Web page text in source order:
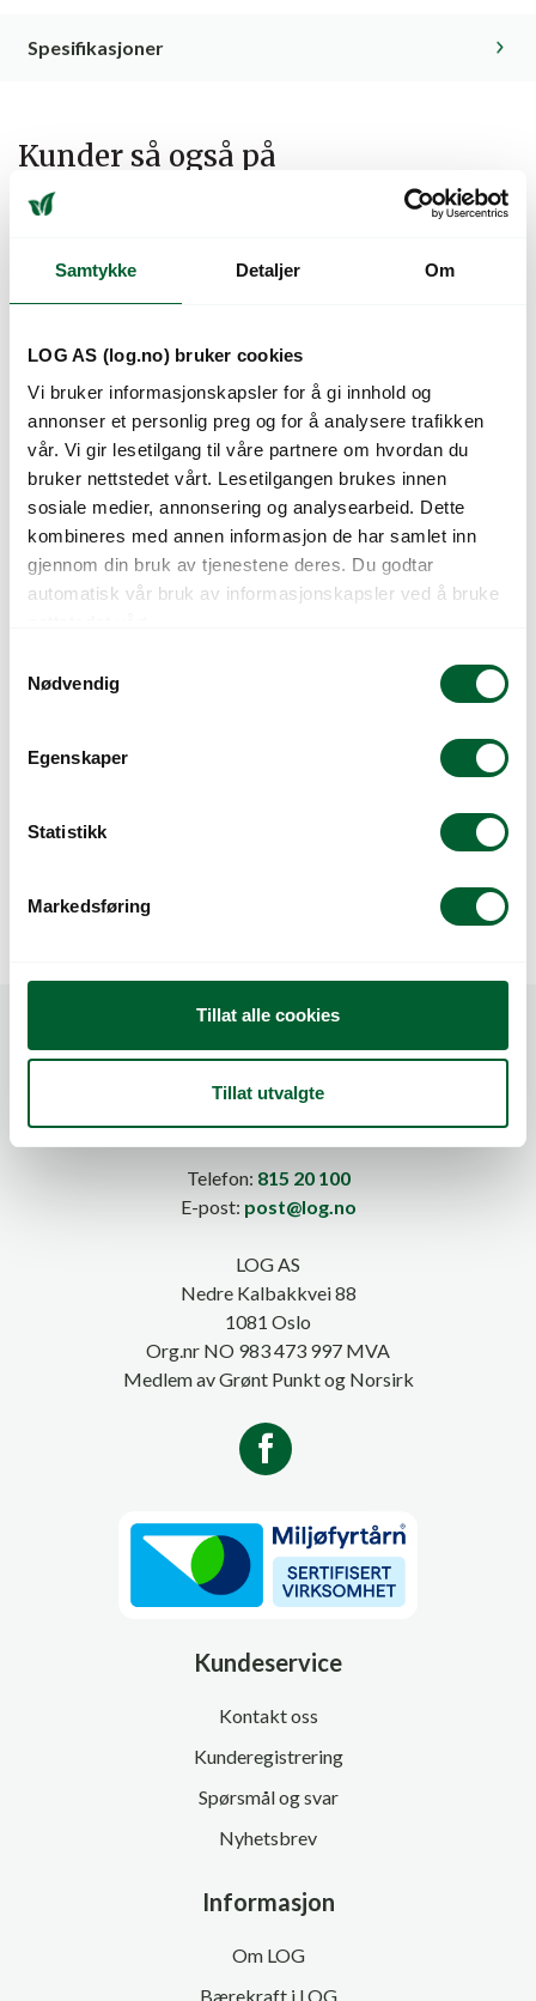
Samtykke Detaljer Om
LOG AS (log.no) bruker cookies
Vi bruker informasjonskapsler for å gi innhold og
annonser et personlig preg og for å analysere trafikken
vår. Vi gir lesetilgang til våre partnere om hvordan du
bruker nettstedet vårt. Lesetilgangen brukes innen
sosiale medier, annonsering og analysearbeid. Dette
kombineres med annen informasjon de har samlet inn
gjennom din bruk av tjenestene deres. Du godtar
automatisk vår bruk av informasjonskapsler ved å bruke
Nødvendig
Egenskaper
Statistikk
Markedsføring
Tillat alle cookies
Tillat utvalgte
Spesifikasjoner
Kunder så også på
TERRATECK SÅHJUL
40B4 REDDIK
TERRATECK SÅHJUL
40P1 SALAT
40P2 LØK
SPINAT/REDDIK
Telefon: 815 20 100
E-post: post@log.no
LOG AS
Nedre Kalbakkvei 88
1081 Oslo
Org.nr NO 983 473 997 MVA
Medlem av Grønt Punkt og Norsirk
Kundeservice
Kontakt oss
Kunderegistrering
Spørsmål og svar
Nyhetsbrev
Informasjon
Om LOG
Bærekraft i LOG